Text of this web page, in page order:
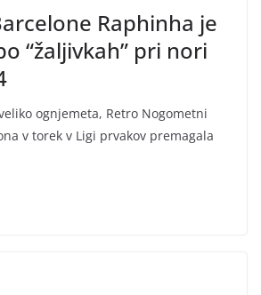
Raphinha je
“žaljivkah” pri nori
ognjemeta, Retro Nogometni
v torek v Ligi prvakov premagala